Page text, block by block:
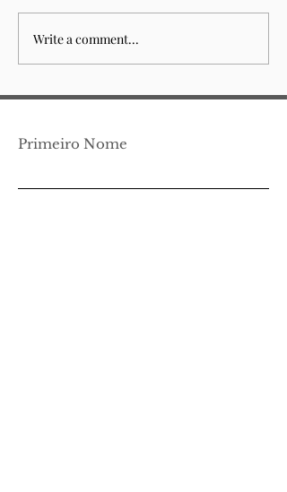
Sempre esteve para
acabar
Write a comment...
Primeiro Nome